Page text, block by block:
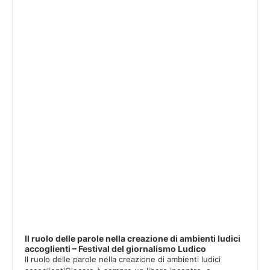
Il ruolo delle parole nella creazione di ambienti ludici
accoglienti – Festival del giornalismo Ludico
Il ruolo delle parole nella creazione di ambienti ludici